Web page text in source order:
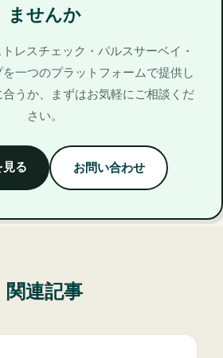
ませんか
レスチェック・パルスサーベイ・
一つのプラットフォームで提供し
うか、まずはお気軽にご相談くだ
さい。
る お問い合わせ
関連記事